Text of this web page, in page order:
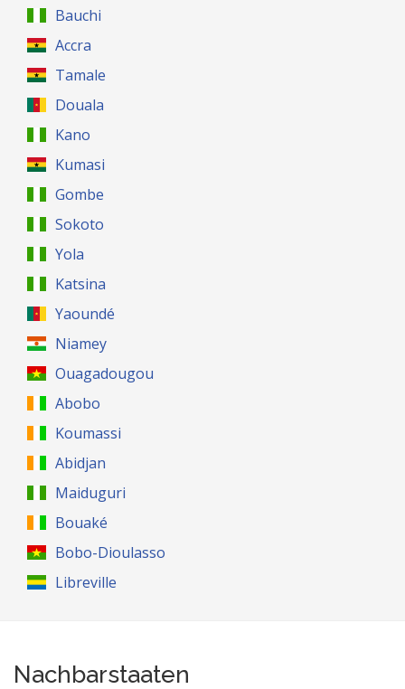
Bauchi
Accra
Tamale
Douala
Kano
Kumasi
Gombe
Sokoto
Yola
Katsina
Yaoundé
Niamey
Ouagadougou
Abobo
Koumassi
Abidjan
Maiduguri
Bouaké
Bobo-Dioulasso
Libreville
Nachbarstaaten